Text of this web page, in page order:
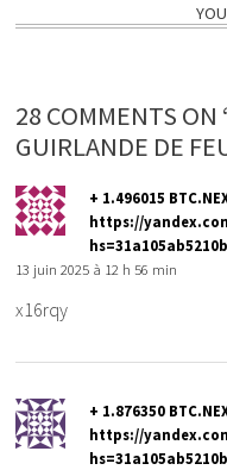
28 COMMENTS ON
GUIRLANDE DE
+ 1.496015
https://
13 juin 2025 à 12 h 56 min
x16rqy
+ 1.876350
https://